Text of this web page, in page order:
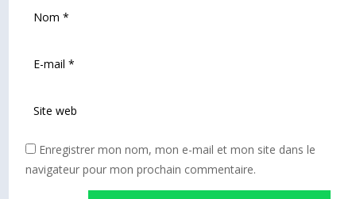
Enregistrer mon nom, mon e-mail et mon site dans le
navigateur pour mon prochain commentaire.